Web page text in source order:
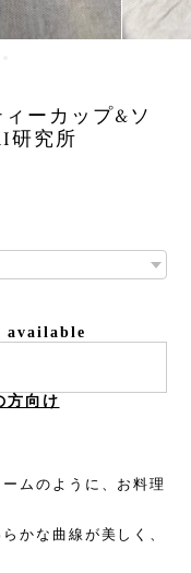
ーカップ&ソ
研究所
available
方向け
ムのように、お料理
かな曲線が美しく、